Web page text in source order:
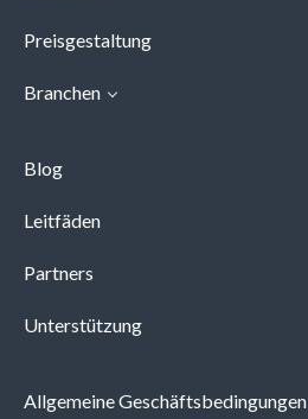
Preisgestaltung
Branchen
Blog
Leitfäden
Partners
Unterstützung
Allgemeine Geschäftsbedingungen